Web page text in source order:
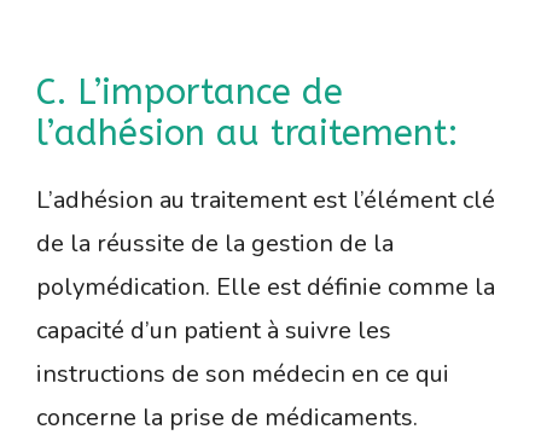
C. L’importance de
l’adhésion au traitement:
L’adhésion au traitement est l’élément clé
de la réussite de la gestion de la
polymédication. Elle est définie comme la
capacité d’un patient à suivre les
instructions de son médecin en ce qui
concerne la prise de médicaments.